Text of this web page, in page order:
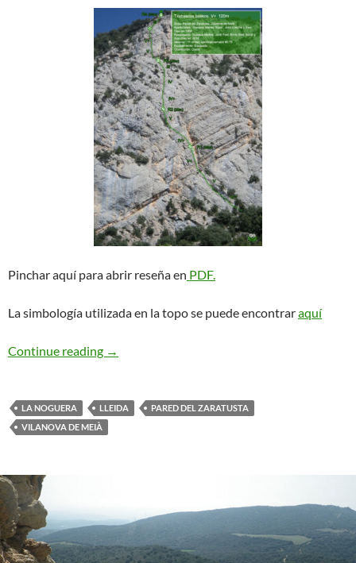
Pinchar aquí para abrir reseña en PDF.
La simbología utilizada en la topo se puede encontraraquí
Continue reading Txubascos Baskos. Vilanova de Meià
→
LA NOGUERA LLEIDA
PARED DEL ZARATUSTA
VILANOVA DE MEIÀ